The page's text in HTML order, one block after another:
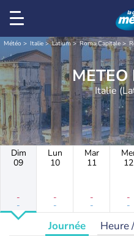
Météo Italie Latium Roma Capitale
Italie
Dim
09
-
-
Lun
10
-
-
Mar
11
-
-
12
-
-
Journée Heure